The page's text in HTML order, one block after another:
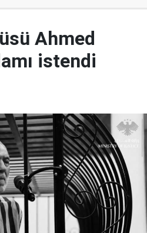
Ahmed
istendi